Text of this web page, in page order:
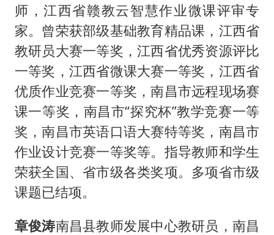
师，江西省赣教云智慧作业微课评审专
家。曾荣获部级基础教育精品课，江西省
教研员大赛一等奖，江西省优秀资源评比
一等奖，江西省微课大赛一等奖，江西省
优质作业竞赛一等奖，南昌市远程现场赛
课一等奖，南昌市“探究杯”教学竞赛一等
奖，南昌市英语口语大赛特等奖，南昌市
作业设计竞赛一等奖等。指导教师和学生
荣获全国、省市级各类奖项。多项省市级
课题已结项。
章俊涛南昌县教师发展中心教研员，南昌